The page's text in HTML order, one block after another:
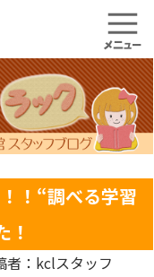
！“調べる学習
！
者：kclスタッフ